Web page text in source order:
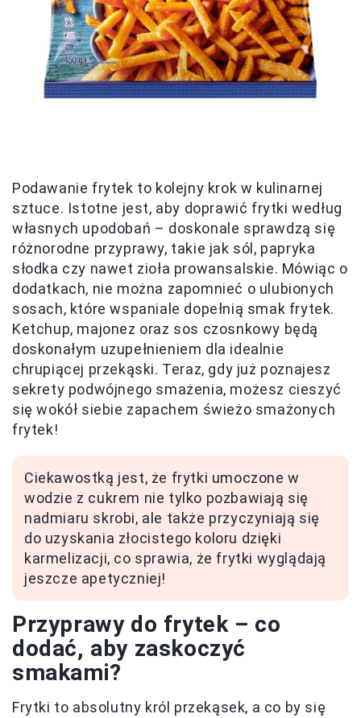
Podawanie frytek to kolejny krok w kulinarnej
sztuce. Istotne jest, aby doprawić frytki według
własnych upodobań – doskonale sprawdzą się
różnorodne przyprawy, takie jak sól, papryka
słodka czy nawet zioła prowansalskie. Mówiąc o
dodatkach, nie można zapomnieć o ulubionych
sosach, które wspaniale dopełnią smak frytek.
Ketchup, majonez oraz sos czosnkowy będą
doskonałym uzupełnieniem dla idealnie
chrupiącej przekąski. Teraz, gdy już poznajesz
sekrety podwójnego smażenia, możesz cieszyć
się wokół siebie zapachem świeżo smażonych
frytek!
Ciekawostką jest, że frytki umoczone w
wodzie z cukrem nie tylko pozbawiają się
nadmiaru skrobi, ale także przyczyniają się
do uzyskania złocistego koloru dzięki
karmelizacji, co sprawia, że frytki wyglądają
jeszcze apetyczniej!
Przyprawy do frytek – co
dodać, aby zaskoczyć
smakami?
Frytki to absolutny król przekąsek, a co by się